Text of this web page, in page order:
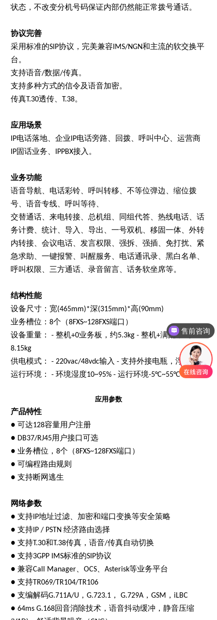
状态，不改变分机号码保证内部仍然能正常拨号通话。
协议完善
采用标准的SIP协议，完美兼容IMS/NGN和主流的软交换平
台。
支持语音/数据/传真。
支持多种方式的信令及语音加密。
传真T.30透传、T.38。
应用场景
IP电话落地、企业IP电话旁路、回拨、呼叫中心、运营商
IP固话业务、 IPPBX接入。
业务功能
语音导航、电话彩铃、呼叫转移、不等位弹边、缩位拨
号、语音专线、呼叫等待、
交替通话、来电转接、总机组、同组代答、热线电话、话
务计费、统计、导入、导出、一号双机、移固一体、外转
内转接、会议电话、发言权限、强拆、强插、免打扰、紧
急求助、一键报警、叫醒服务、电话通讯录、黑白名单、
呼叫权限、三方通话、录音留言、话务软坐席等。
结构性能
设备尺寸：宽(465mm)*深(315mm)*高(90mm)
业务槽位：8个（8FXS~128FXS端口）
设备重量：
-整机+0业务板，约5.3kg -整机+满配，约
8.15kg
供电模式： - 220vac/48vdc输入-支持外接电瓶，浮充
运行环境：
-环境湿度10~95% -运行环境-5°C~55°C
应用参数
产品特性
● 可达128容量用户注册
● DB37/RJ45用户接口可选
●业务槽位，8个（8FXS~128FXS端口）
● 可编程路由规则
●支持断网逃生
网络参数
●支持IP地址过滤、加密和端口变换等安全策略
●支持IP / PSTN经济路由选择
●支持T.30和T.38传真，语音/传真自动切换
●支持3GPP IMS标准的SIP协议
●兼容Call Manager 、OCS 、Asterisk等业务平台
●支持TR069/TR104/TR106
●支编解码G.711A/U ，G.723.1 ，G.729A ，GSM ， iLBC
● 64ms G.168回音消除技术，语音抖动缓冲，静音压缩
售前咨询